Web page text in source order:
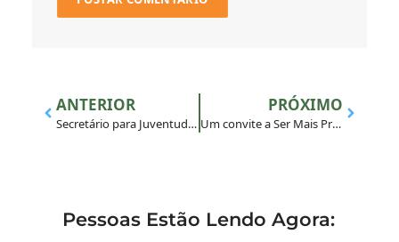
ANTERIOR
Secretário para Juventude e Vocações da Província dos Jesuítas do Brasil visita o Rio de Janeiro e participa de atividades e encontro com importantes lideranças
PRÓXIMO
Um convite a Ser Mais Presente nas eleições
Pessoas Estão Lendo Agora: